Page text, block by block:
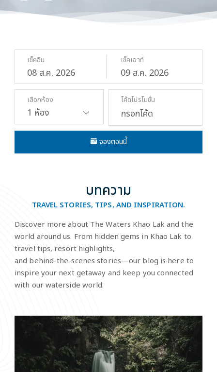
เช็คอิน
08 ส.ค. 2026
เช็คเอาท์
09 ส.ค. 2026
เลือกห้อง โค้ดโปรโมชั่น
จองตอนนี้
บทความ
TRAVEL STORIES, TIPS, AND INSPIRATION.
Discover more about The Waters Khao Lak and the
world around us. From hidden gems in Khao Lak to
travel tips, resort highlights,
and behind-the-scenes stories—our blog is here to
inspire your next getaway and keep you connected
with our waterside world.